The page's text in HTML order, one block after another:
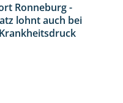
Ronneburg -
lohnt auch bei